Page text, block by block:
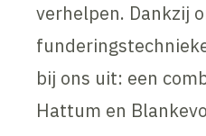
verhelpen. Dankzij
bij ons uit: een
Hattum en